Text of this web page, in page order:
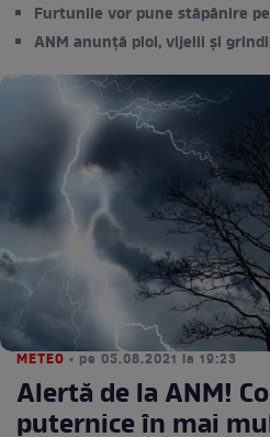
Furtunile vor pune stăpânire
ANM anunță ploi, vijelii și
METEO • pe 05.08.2021 la 19:23
Alertă de la ANM!
puternice în mai